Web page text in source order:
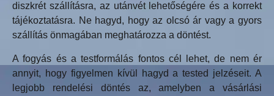
diszkrét szállításra, az utánvét lehetőségére és a korrekt
tájékoztatásra. Ne hagyd, hogy az olcsó ár vagy a gyors
szállítás önmagában meghatározza a döntést.
A fogyás és a testformálás fontos cél lehet, de nem ér
annyit, hogy figyelmen kívül hagyd a tested jelzéseit. A
legjobb rendelési döntés az, amelyben a vásárlási